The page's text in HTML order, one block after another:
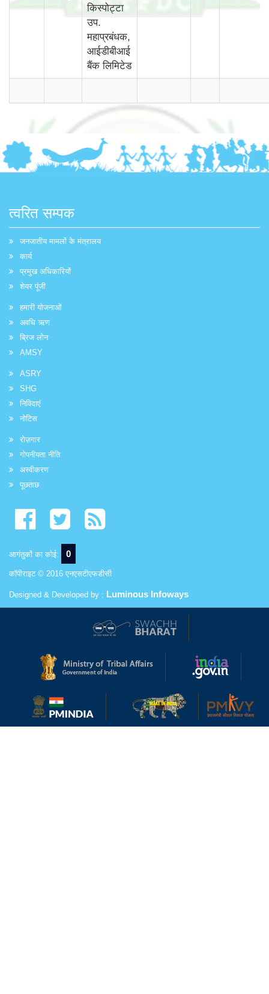
किस्पोट्टा
उप.
महाप्रबंधक,
आईडीबीआई
बैंक लिमिटेड
त्वरित सम्पक
जनजातीय मामलों के मंत्रालय
कार्य
प्रमुख अधिकारियों
शेयर पूंजी
हमारी योजनाओं
अवधि ऋण
ब्रिज लोन
AMSY
ASRY
SHG
निविदाएं
नोटिस
रोज़गार
गोपनीयता नीति
अस्वीकरण
पूछताछ
आगंतुकों का कोई: 0
कॉपीराइट © 2016 एनएसटीएफडीसी
Designed & Developed by : Luminous Infoways